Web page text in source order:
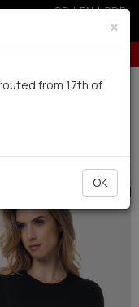
GR|EN|SRB
dinara
dana
Filter
×
from 17th of
OK